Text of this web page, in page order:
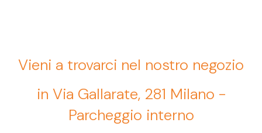
Vieni a trovarci nel nostro negozio
in Via Gallarate, 281 Milano -
Parcheggio interno